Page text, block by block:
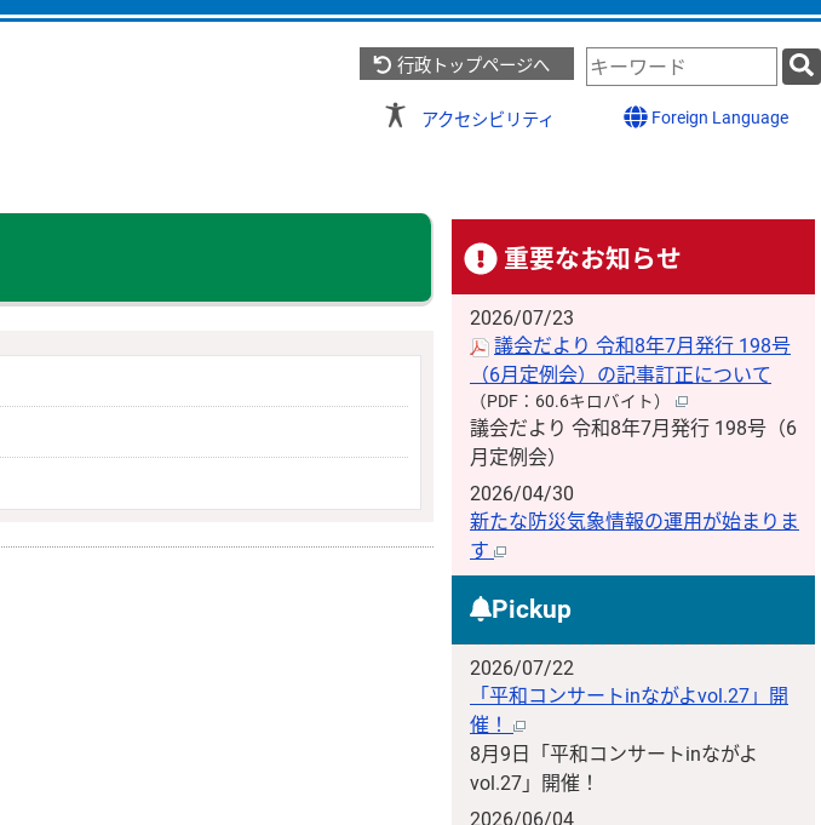
行政トップページへ
検
索
ド
アクセシビリティ Foreign Language
重要なお知らせ
2026/07/23
議会だより 令和8年7月発行 198号
（6月定例会）の記事訂正について
（PDF：60.6キロバイト）
議会だより 令和8年7月発行 198号（6
月定例会）
2026/04/30
新たな防災気象情報の運用が始まりま
す
Pickup
2026/07/22
「平和コンサートinながよvol.27」開
催！
8月9日「平和コンサートinながよ
vol.27」開催！
2026/06/04